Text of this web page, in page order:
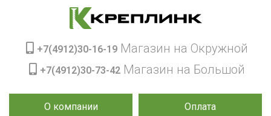
О компании Оплата
+7(4912)30-16-19 Магазин на Окружной
+7(4912)30-73-42 Магазин на Большой